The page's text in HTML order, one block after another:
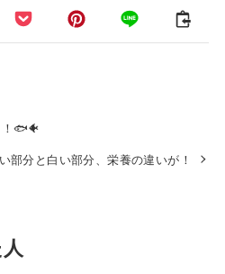
🐟🐠
部分と白い部分、栄養の違いが！